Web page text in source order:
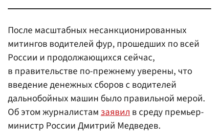
После масштабных несанкционированных
митингов водителей фур, прошедших по всей
России и продолжающихся сейчас,
в правительстве по-прежнему уверены, что
введение денежных сборов с водителей
дальнобойных машин было правильной мерой.
Об этом журналистамзаявилв среду премьер-
министр России Дмитрий Медведев.